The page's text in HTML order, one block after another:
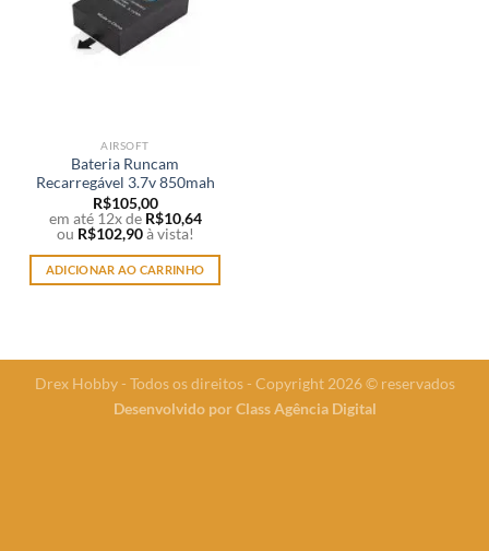
AIRSOFT
Bateria Runcam
Recarregável 3.7v 850mah
R$105,00
em até 12x de R$10,64
ou R$102,90 à vista!
ADICIONAR AO CARRINHO
Drex Hobby - Todos os direitos - Copyright 2026 © reservados
Desenvolvido porClass Agência Digital